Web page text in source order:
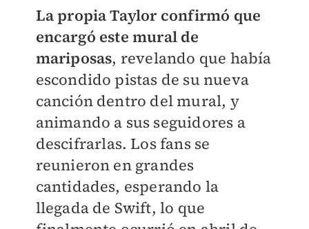
La propia Taylor confirmó que
encargó este mural de
mariposas, revelando que había
escondido pistas de su nueva
canción dentro del mural, y
animando a sus seguidores a
descifrarlas. Los fans se
reunieron en grandes
cantidades, esperando la
llegada de Swift, lo que